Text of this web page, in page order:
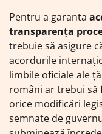
Pentru a garanta
transparența
trebuie să asigure
acordurile
limbile oficiale ale
români ar trebui
orice modificări
semnate de